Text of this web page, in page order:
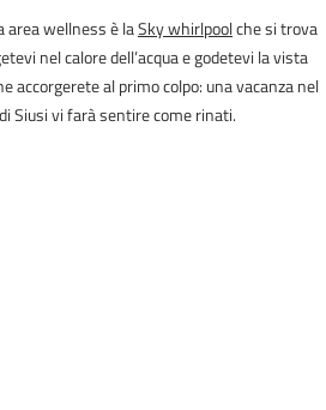
area wellness è laSky whirlpoolche si trova
nel calore dell’acqua e godetevi la vista
accorgerete al primo colpo: una vacanza nel
Siusi vi farà sentire come rinati.